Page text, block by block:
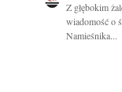
Z głębokim
wiadomość o
Namieśnika...